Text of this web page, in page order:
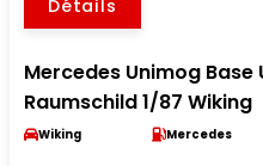
Détails
Mercedes Unimog Base
Raumschild 1/87 Wiking
Wiking Mercedes